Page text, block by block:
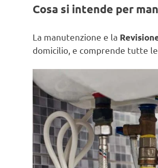
Cosa si intende per
La manutenzione e la
domicilio, e comprende tutte